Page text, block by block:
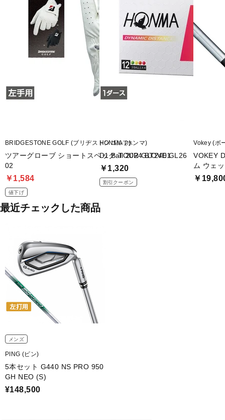
BRIDGESTONE GOLF (ブリヂストンゴルフ)
ツアーグローブ ショートスペック TOUR GLOVE GL26
02
￥1,584
値下げ
HONMA (ホンマ)
D1 Ball 2024 BT2401
￥1,320
割引クーポン
Vokey (ボ
VOKEY
ム ウェ
￥
最近チェックした商品
メンズ
PING (ピン)
5本セット G440 NS PRO 950
GH NEO (S)
¥148,500